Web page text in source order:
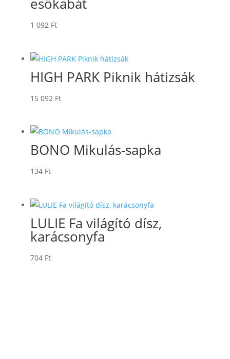
esőkabát
1 092 Ft
HIGH PARK Piknik hátizsák
15 092 Ft
BONO Mikulás-sapka
134 Ft
LULIE Fa világító dísz,
karácsonyfa
704 Ft